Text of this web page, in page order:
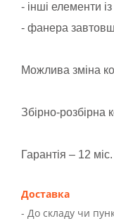
- інші елементи
- фанера
Можлива зміна
Збірно-розбірна
Гарантія – 12
Доставка
- До складу чи